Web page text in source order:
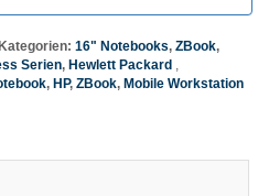
Kategorien: 16" Notebooks, ZBook,
Serien, Hewlett Packard
, HP, ZBook, Mobile Workstation